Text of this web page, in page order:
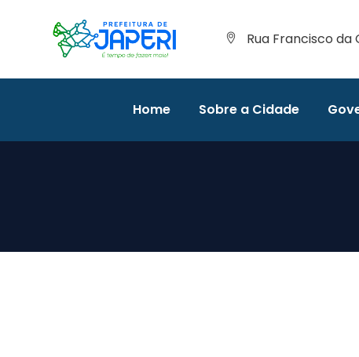
Rua Francisco da
Home Sobre a Cidade